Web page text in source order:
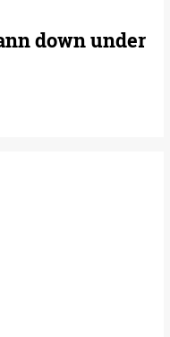
down under